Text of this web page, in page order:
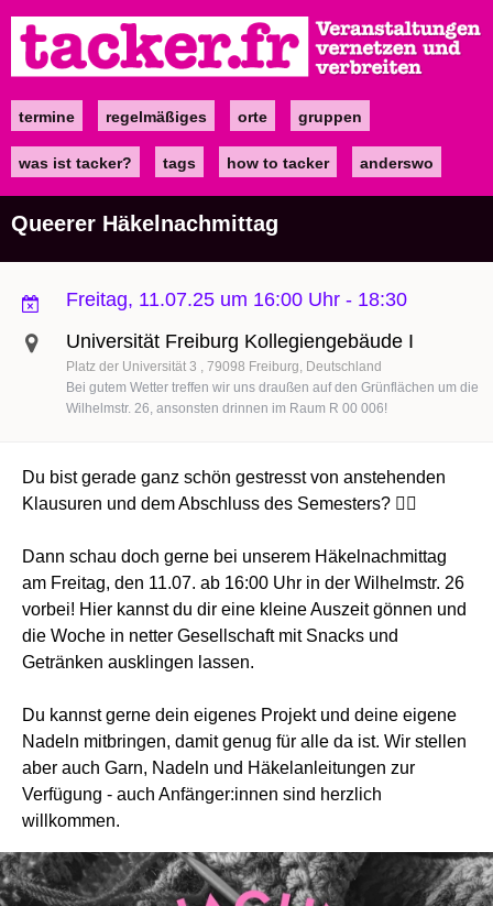
zum
Inhalt
Maintermine regelmäßiges orte gruppen
was ist tacker? tags how to tacker anderswo
Queerer Häkelnachmittag
Freitag, 11.07.25 um 16:00 Uhr - 18:30
Universität Freiburg Kollegiengebäude I
Platz der Universität 3 79098 Freiburg Deutschland
Bei gutem Wetter treffen wir uns draußen auf den Grünflächen um die
Wilhelmstr. 26, ansonsten drinnen im Raum R 00 006!
Du bist gerade ganz schön gestresst von anstehenden
Klausuren und dem Abschluss des Semesters? 😮‍💨
Dann schau doch gerne bei unserem Häkelnachmittag
am Freitag, den 11.07. ab 16:00 Uhr in der Wilhelmstr. 26
vorbei! Hier kannst du dir eine kleine Auszeit gönnen und
die Woche in netter Gesellschaft mit Snacks und
Getränken ausklingen lassen.
Du kannst gerne dein eigenes Projekt und deine eigene
Nadeln mitbringen, damit genug für alle da ist. Wir stellen
aber auch Garn, Nadeln und Häkelanleitungen zur
Verfügung - auch Anfänger:innen sind herzlich
willkommen.